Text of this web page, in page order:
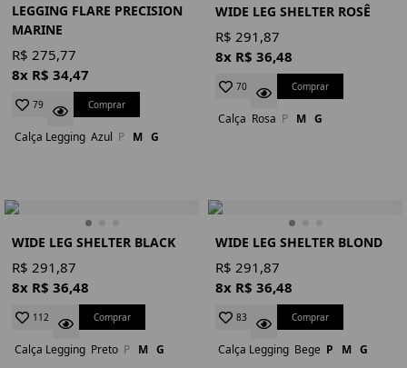
LEGGING FLARE PRECISION
MARINE
R$ 275,77
8x R$ 34,47
79 Comprar
Calça Legging Azul P M G
WIDE LEG SHELTER ROSÊ
R$ 291,87
8x R$ 36,48
70 Comprar
Calça Rosa P M G
WIDE LEG SHELTER BLACK
R$ 291,87
8x R$ 36,48
112 Comprar
Calça Legging Preto P M G
WIDE LEG SHELTER BLOND
R$ 291,87
8x R$ 36,48
83 Comprar
Calça Legging Bege P M G